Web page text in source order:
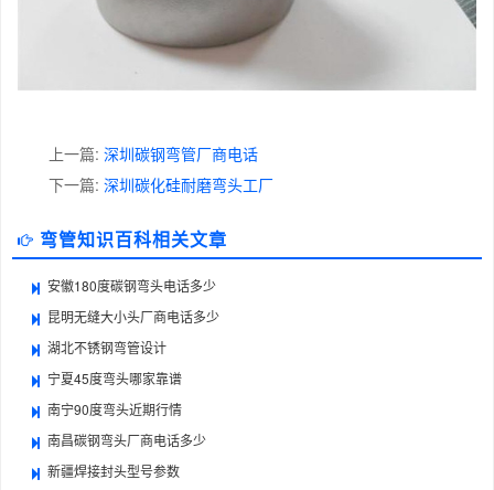
上一篇: 深圳碳钢弯管厂商电话
下一篇: 深圳碳化硅耐磨弯头工厂
弯管知识百科相关文章
安徽180度碳钢弯头电话多少
昆明无缝大小头厂商电话多少
湖北不锈钢弯管设计
宁夏45度弯头哪家靠谱
南宁90度弯头近期行情
南昌碳钢弯头厂商电话多少
新疆焊接封头型号参数